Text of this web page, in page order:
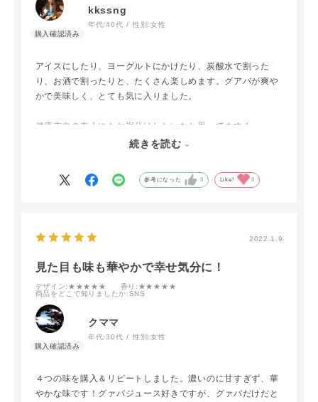
kkssng
年代:40代 性別:女性
アイスにしたり、ヨーグルトにかけたり、炭酸水で割った
り、お酒で割ったりと、たくさん楽しめます。グアバが爽や
かで美味しく、とても気に入りました。
健康志向の友人にもお裾分けしたいなと思ってます！
続きを読む
参考になった 0 Like! 0
2022.1.9
見た目も味も華やかで幸せ気分に！
デザイン:★★★★★ 香り :★★★★★
商品をどこで知りましたか:SNS
クママ
年代:30代 性別:女性
４つの味を購入＆リピートしました。濃いのに甘すぎず、華
やかな味です！グァバジュース好きですが、グァバだけだと